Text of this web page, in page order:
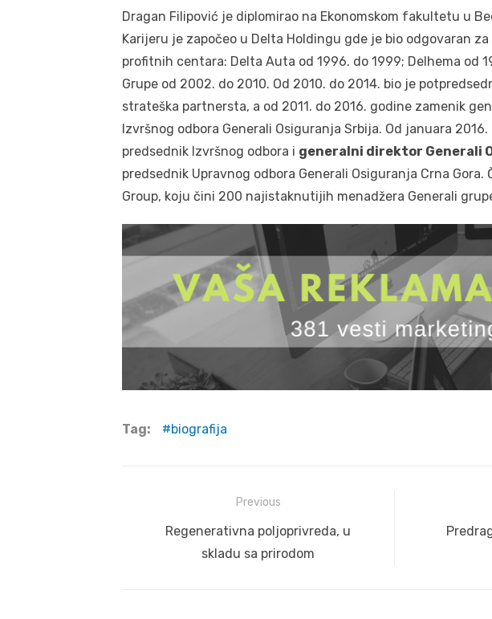
Dragan Filipović je diplomirao na Ekonomskom fakultetu u
Karijeru je započeo u Delta Holdingu gde je bio odgovaran
profitnih centara: Delta Auta od 1996. do 1999; Delhema od
Grupe od 2002. do 2010. Od 2010. do 2014. bio je
strateška partnersta, a od 2011. do 2016. godine zamenik
Izvršnog odbora Generali Osiguranja Srbija. Od januara 2016.
predsednik Izvršnog odbora i generalni direktor Generali
predsednik Upravnog odbora Generali Osiguranja Crna Gora.
Group, koju čini 200 najistaknutijih menadžera Generali
Tag: biografija
navigation
Previous
Previous
Regenerativna poljoprivreda, u
skladu sa prirodom
Next